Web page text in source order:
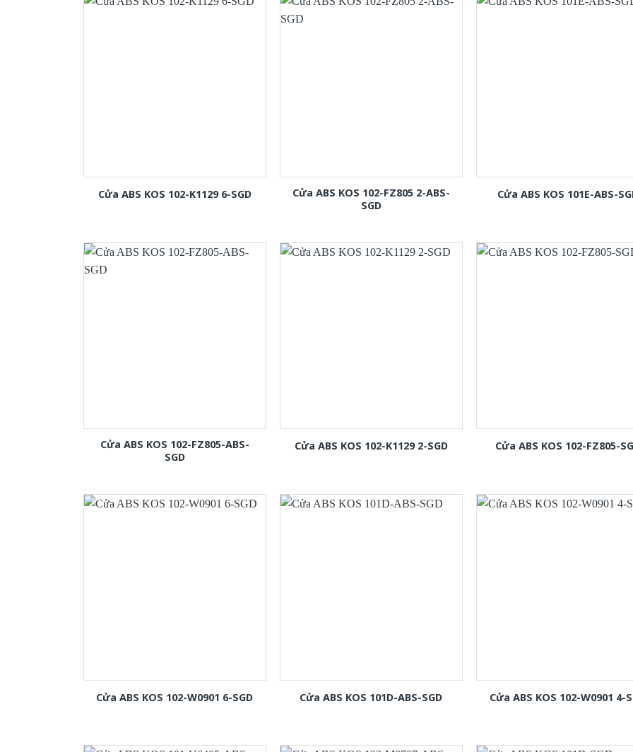
Cửa ABS KOS 102-K1129 6-SGD
Cửa ABS KOS 102-FZ805 2-ABS-
SGD
Cửa ABS KOS 101E-ABS-
Cửa ABS KOS 102-FZ805-ABS-
SGD
Cửa ABS KOS 102-K1129 2-SGD Cửa ABS KOS 102-FZ805-
Cửa ABS KOS 102-W0901 6-SGD Cửa ABS KOS 101D-ABS-SGD Cửa ABS KOS 102-W0901 4-